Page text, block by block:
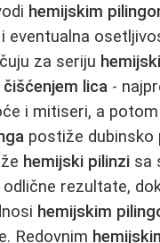
hemijskim
eventualna
za seriju
čišćenjem lica -
i mitiseri, a
postiže dubinsko
hemijski pilinzi sa
odlične rezultate,
hemijskim
Redovnim